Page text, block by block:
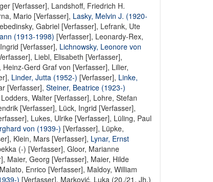
[Verfasser], Landshoff, Friedrich H.
Mario [Verfasser], Lasky, Melvin J. (1920-
Gabriel [Verfasser], Lefrank, Ute
(1913-1998) [Verfasser], Leonardy-Rex,
[Verfasser], Lichnowsky, Leonore von
, Liebl, Elisabeth [Verfasser],
Gerd Graf von [Verfasser], Lilier,
, Linder, Jutta (1952-) [Verfasser], Linke,
[Verfasser], Steiner, Beatrice (1923-)
Lodders, Walter [Verfasser], Lohre, Stefan
[Verfasser], Lück, Ingrid [Verfasser],
Lukes, Ulrike [Verfasser], Lüling, Paul
von (1939-) [Verfasser], Lüpke,
Klein, Mars [Verfasser], Lynar, Ernst
(-) [Verfasser], Gloor, Marianne
Maier, Georg [Verfasser], Maier, Hilde
Malato, Enrico [Verfasser], Maldoy, William
) [Verfasser], Marković, Luka (20./21. Jh.)